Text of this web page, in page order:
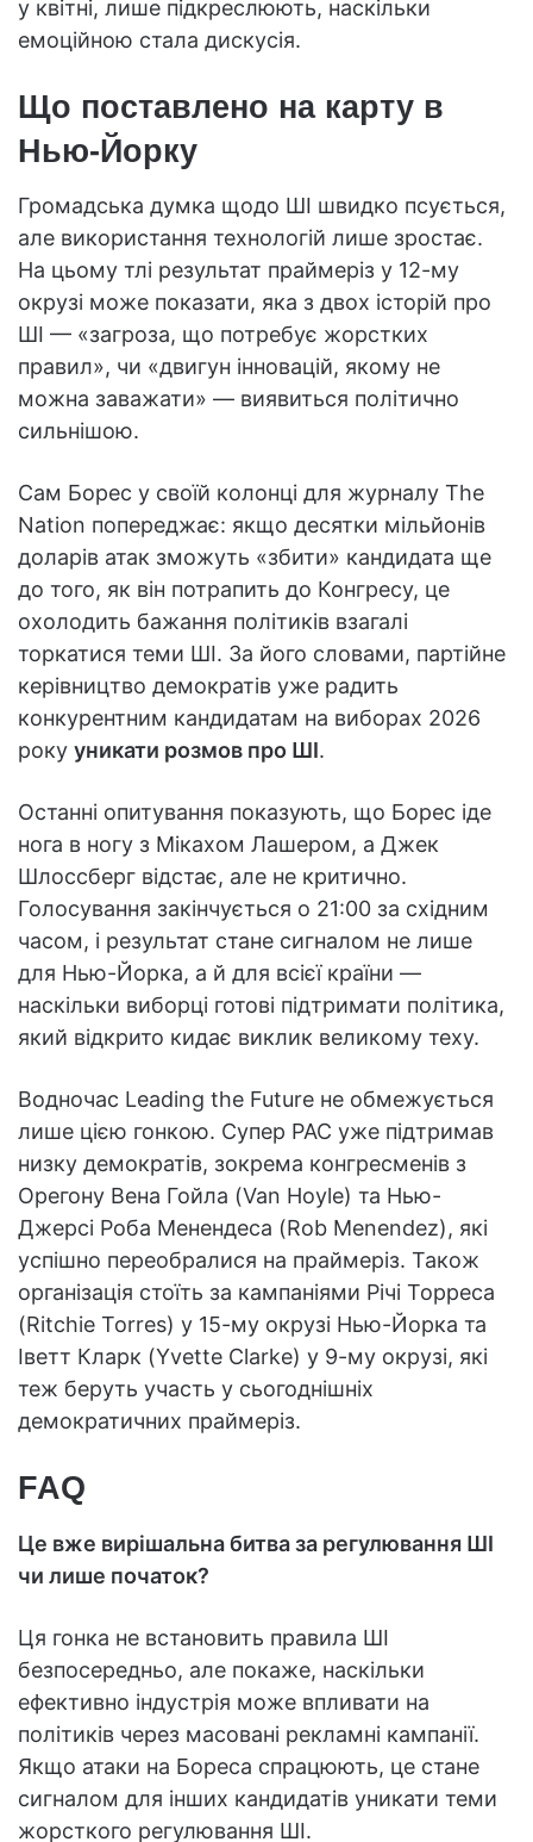
у квітні, лише підкреслюють, наскільки
емоційною стала дискусія.
Що поставлено на карту в
Нью-Йорку
Громадська думка щодо ШІ швидко псується,
але використання технологій лише зростає.
На цьому тлі результат праймеріз у 12-му
окрузі може показати, яка з двох історій про
ШІ — «загроза, що потребує жорстких
правил», чи «двигун інновацій, якому не
можна заважати» — виявиться політично
сильнішою.
Сам Борес у своїй колонці для журналу The
Nation попереджає: якщо десятки мільйонів
доларів атак зможуть «збити» кандидата ще
до того, як він потрапить до Конгресу, це
охолодить бажання політиків взагалі
торкатися теми ШІ. За його словами, партійне
керівництво демократів уже радить
конкурентним кандидатам на виборах 2026
року уникати розмов про ШІ.
Останні опитування показують, що Борес іде
нога в ногу з Мікахом Лашером, а Джек
Шлоссберг відстає, але не критично.
Голосування закінчується о 21:00 за східним
часом, і результат стане сигналом не лише
для Нью-Йорка, а й для всієї країни —
наскільки виборці готові підтримати політика,
який відкрито кидає виклик великому теху.
Водночас Leading the Future не обмежується
лише цією гонкою. Супер PAC уже підтримав
низку демократів, зокрема конгресменів з
Орегону Вена Гойла (Van Hoyle) та Нью-
Джерсі Роба Менендеса (Rob Menendez), які
успішно переобралися на праймеріз. Також
організація стоїть за кампаніями Річі Торреса
(Ritchie Torres) у 15-му окрузі Нью-Йорка та
Іветт Кларк (Yvette Clarke) у 9-му окрузі, які
теж беруть участь у сьогоднішніх
демократичних праймеріз.
FAQ
Це вже вирішальна битва за регулювання ШІ
чи лише початок?
Ця гонка не встановить правила ШІ
безпосередньо, але покаже, наскільки
ефективно індустрія може впливати на
політиків через масовані рекламні кампанії.
Якщо атаки на Бореса спрацюють, це стане
сигналом для інших кандидатів уникати теми
жорсткого регулювання ШІ.